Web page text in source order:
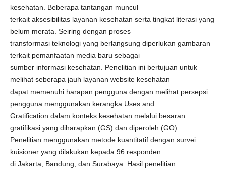
kesehatan. Beberapa tantangan muncul
terkait aksesibilitas layanan kesehatan serta tingkat literasi yang
belum merata. Seiring dengan proses
transformasi teknologi yang berlangsung diperlukan gambaran
terkait pemanfaatan media baru sebagai
sumber informasi kesehatan. Penelitian ini bertujuan untuk
melihat seberapa jauh layanan website kesehatan
dapat memenuhi harapan pengguna dengan melihat persepsi
pengguna menggunakan kerangka Uses and
Gratification dalam konteks kesehatan melalui besaran
gratifikasi yang diharapkan (GS) dan diperoleh (GO).
Penelitian menggunakan metode kuantitatif dengan survei
kuisioner yang dilakukan kepada 96 responden
di Jakarta, Bandung, dan Surabaya. Hasil penelitian